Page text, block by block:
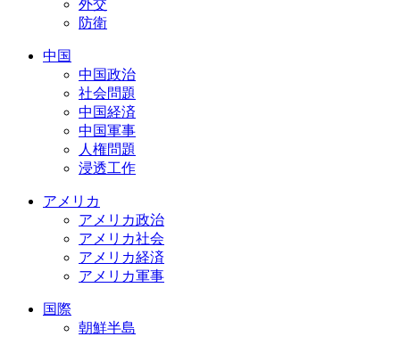
外交
防衛
中国
中国政治
社会問題
中国経済
中国軍事
人権問題
浸透工作
アメリカ
アメリカ政治
アメリカ社会
アメリカ経済
アメリカ軍事
国際
朝鮮半島